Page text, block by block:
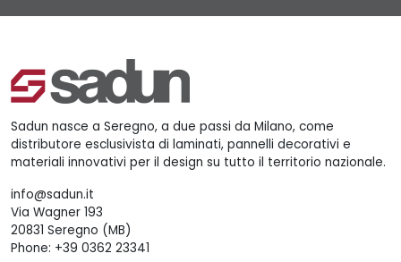
Sadun nasce a Seregno, a due passi da Milano, come
distributore esclusivista di laminati, pannelli decorativi e
materiali innovativi per il design su tutto il territorio nazionale.
info@sadun.it
Via Wagner 193
20831 Seregno (MB)
Phone: +39 0362 23341